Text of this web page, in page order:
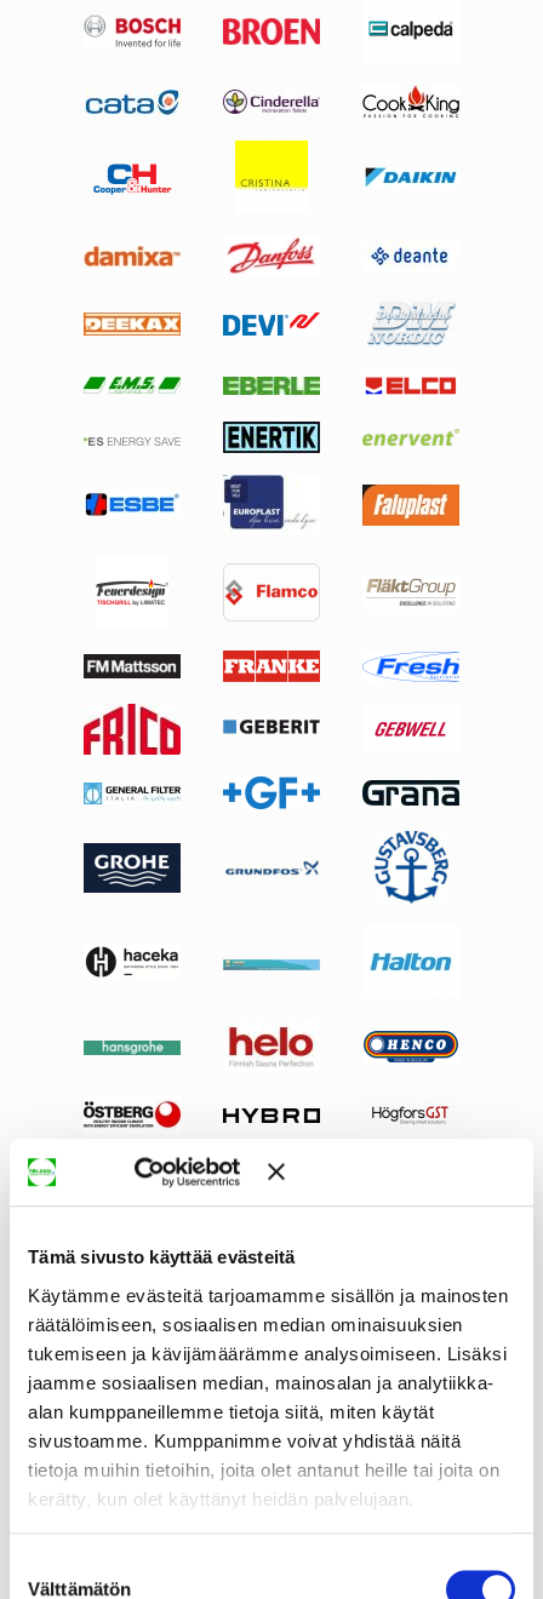
Tämä sivusto käyttää evästeitä
Käytämme evästeitä tarjoamamme sisällön ja mainosten
räätälöimiseen, sosiaalisen median ominaisuuksien
tukemiseen ja kävijämäärämme analysoimiseen. Lisäksi
jaamme sosiaalisen median, mainosalan ja analytiikka-
alan kumppaneillemme tietoja siitä, miten käytät
sivustoamme. Kumppanimme voivat yhdistää näitä
tietoja muihin tietoihin, joita olet antanut heille tai joita on
kerätty, kun olet käyttänyt heidän palvelujaan.
valinta
Välttämätön